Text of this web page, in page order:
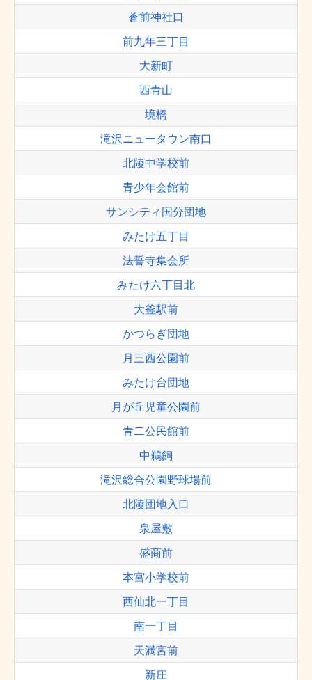
蒼前神社口
前九年三丁目
大新町
西青山
境橋
滝沢ニュータウン南口
北陵中学校前
青少年会館前
サンシティ国分団地
みたけ五丁目
法誓寺集会所
みたけ六丁目北
大釜駅前
かつらぎ団地
月三西公園前
みたけ台団地
月が丘児童公園前
青二公民館前
中鵜飼
滝沢総合公園野球場前
北陵団地入口
泉屋敷
盛商前
本宮小学校前
西仙北一丁目
南一丁目
天満宮前
新庄